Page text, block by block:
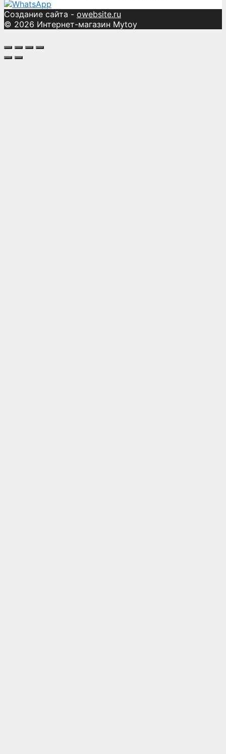
Создание сайта - owebsite.ru
© 2026 Интернет-магазин Mytoy